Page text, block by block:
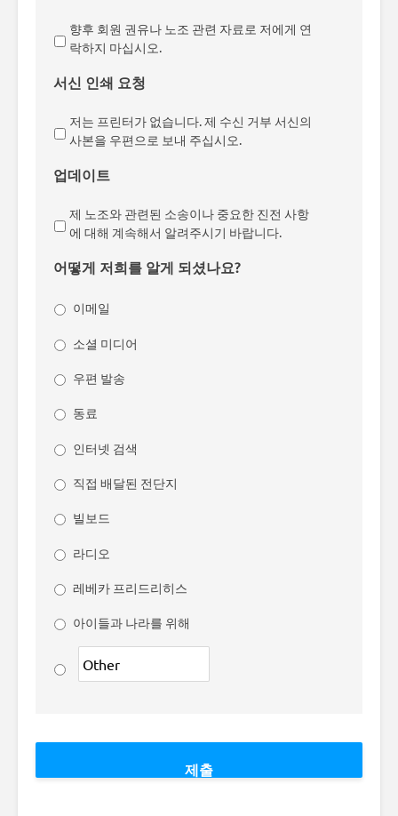
향후 회원 권유나 노조 관련 자료로 저에게 연
락하지 마십시오.
서신 인쇄 요청
저는 프린터가 없습니다. 제 수신 거부 서신의
사본을 우편으로 보내 주십시오.
업데이트
제 노조와 관련된 소송이나 중요한 진전 사항
에 대해 계속해서 알려주시기 바랍니다.
어떻게 저희를 알게 되셨나요?
이메일
소셜 미디어
우편 발송
동료
인터넷 검색
직접 배달된 전단지
빌보드
라디오
레베카 프리드리히스
아이들과 나라를 위해